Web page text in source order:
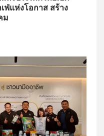
ฟ่แห่งโอกาส สร้าง
ม